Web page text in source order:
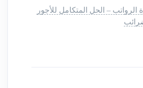
الرواتب – الحل المتكامل للأجور